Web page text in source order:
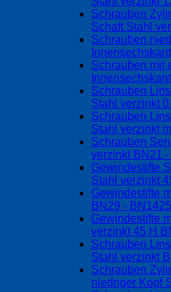
Schrauben
Schaft Stahl
Schrauben
Schrauben mit
Schrauben
Stahl verzinkt
Schrauben
Stahl verzinkt
Schrauben
verzinkt BN21
Gewindestifte
Stahl verzinkt
Gewindestifte
BN29 - BN1425
Gewindestifte
verzinkt 45 H
Schrauben
Stahl verzinkt
Schrauben
niedriger Kopf